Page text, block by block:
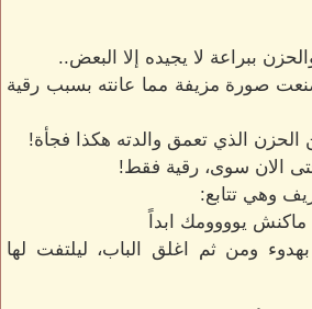
ببراعة لا يجيده إلا البعض..
صورة مزيفة مما عانته بسبب رقية
الذي تعمق والدته هكذا فجأة!
الان سوى، رقية فقط!
وهي تتابع:
يوووومك ابداً
ومن ثم اغلق الباب، ليلتفت لها